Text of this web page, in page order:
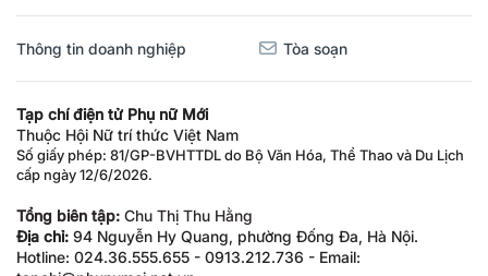
Thông tin doanh nghiệp Tòa soạn
Tạp chí điện tử Phụ nữ Mới
Thuộc Hội Nữ trí thức Việt Nam
Số giấy phép: 81/GP-BVHTTDL do Bộ Văn Hóa, Thể Thao và Du Lịch
cấp ngày 12/6/2026.
Tổng biên tập: Chu Thị Thu Hằng
Địa chỉ: 94 Nguyễn Hy Quang, phường Đống Đa, Hà Nội.
Hotline: 024.36.555.655 - 0913.212.736 - Email: